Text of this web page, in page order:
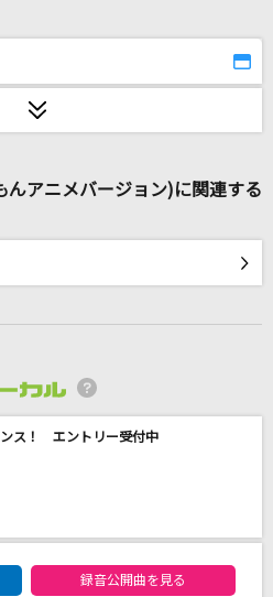
んアニメバージョン)に関連する
ス！ エントリー受付中
ルエントリーランキング
録音公開曲を見る